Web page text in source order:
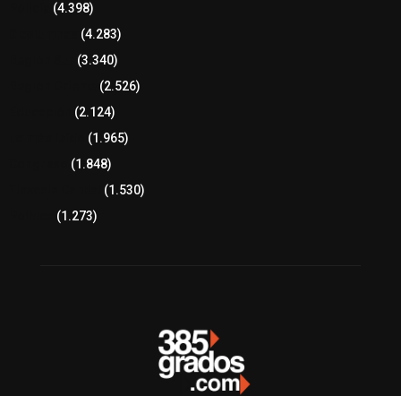
(4.398)
(4.283)
(3.340)
(2.526)
(2.124)
(1.965)
(1.848)
(1.530)
(1.273)